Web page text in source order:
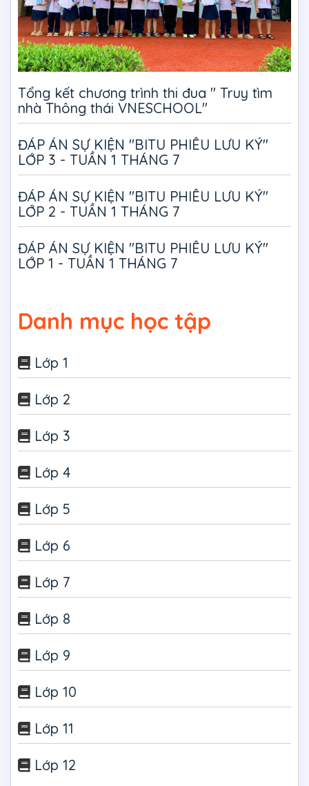
Tổng kết chương trình thi đua " Truy tìm
nhà Thông thái VNESCHOOL"
ĐÁP ÁN SỰ KIỆN "BITU PHIÊU LƯU KÝ"
LỚP 3 - TUẦN 1 THÁNG 7
ĐÁP ÁN SỰ KIỆN "BITU PHIÊU LƯU KÝ"
LỚP 2 - TUẦN 1 THÁNG 7
ĐÁP ÁN SỰ KIỆN "BITU PHIÊU LƯU KÝ"
LỚP 1 - TUẦN 1 THÁNG 7
Danh mục học tập
Lớp 1
Lớp 2
Lớp 3
Lớp 4
Lớp 5
Lớp 6
Lớp 7
Lớp 8
Lớp 9
Lớp 10
Lớp 11
Lớp 12